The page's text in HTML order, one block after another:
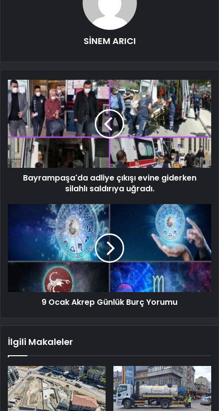
SİNEM ARICI
Bayrampaşa'da adliye çıkışı evine giderken
silahlı saldırıya uğradı.
9 Ocak Akrep Günlük Burç Yorumu
İlgili Makaleler